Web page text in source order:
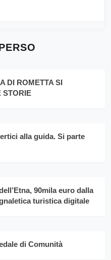
DI ROMETTA SI
STORIE
alla guida. Si parte
90mila euro dalla
turistica digitale
di Comunità